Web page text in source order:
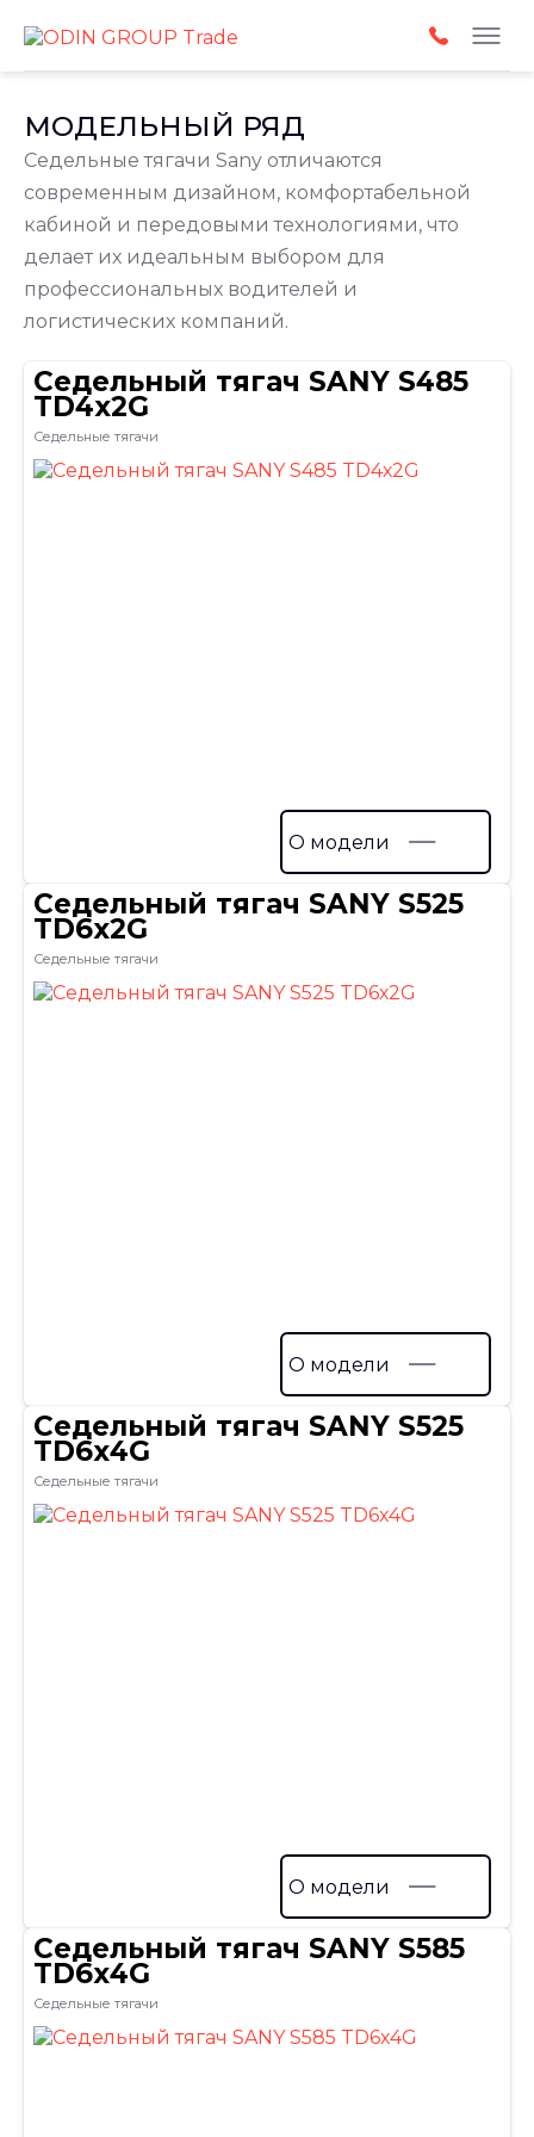
МОДЕЛЬНЫЙ РЯД
Седельные тягачи Sany отличаются
современным дизайном, комфортабельной
кабиной и передовыми технологиями, что
делает их идеальным выбором для
профессиональных водителей и
логистических компаний.
Седельный тягач SANY S485
TD4х2G
Седельные тягачи
О модели
Седельный тягач SANY S525
TD6х2G
Седельные тягачи
О модели
Седельный тягач SANY S525
TD6х4G
Седельные тягачи
О модели
Седельный тягач SANY S585
TD6х4G
Седельные тягачи